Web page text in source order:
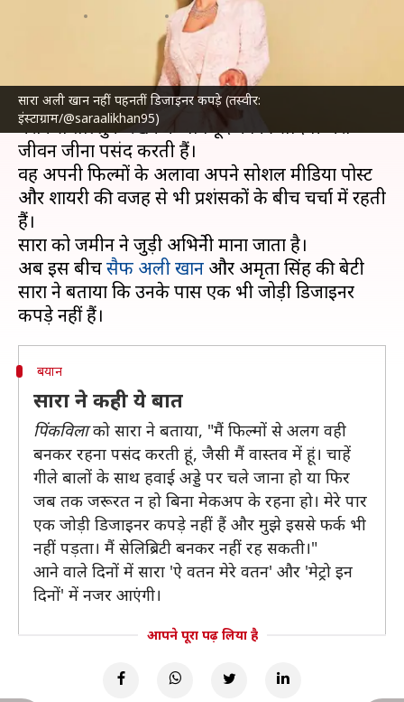
सारा अली खान नहीं पहनतीं डिजाइनर कपड़े (तस्वीर:
इंस्टाग्राम/@saraalikhan95)
05:34 pm
सारा अली खानका उन अभिनेत्रियों में शुमार है, जो बड़े
घराने से ताल्लुक रखने के बावजूद काफी सादगी भरा
जीवन जीना पसंद करती हैं।
वह अपनी फिल्मों के अलावा अपने सोशल मीडिया पोस्ट
और शायरी की वजह से भी प्रशंसकों के बीच चर्चा में रहती
हैं।
सारा को जमीन ने जुड़ी अभिनेत्री माना जाता है।
अब इस बीचसैफ अली खान और अमृता सिंह की बेटी
सारा ने बताया कि उनके पास एक भी जोड़ी डिजाइनर
बयान
सारा ने कही ये बात
पिंकविलाको सारा ने बताया, "मैं फिल्मों से अलग वही
बनकर रहना पसंद करती हूं, जैसी मैं वास्तव में हूं। चाहें
गीले बालों के साथ हवाई अड्डे पर चले जाना हो या फिर
जब तक जरूरत न हो बिना मेकअप के रहना हो। मेरे पार
एक जोड़ी डिजाइनर कपड़े नहीं हैं और मुझे इससे फर्क भी
नहीं पड़ता। मैं सेलिब्रिटी बनकर नहीं रह सकती।"
आने वाले दिनों में सारा 'ऐ वतन मेरे वतन' और 'मेट्रो इन
दिनों' में नजर आएंगी।
आपने पूरा पढ़ लिया है